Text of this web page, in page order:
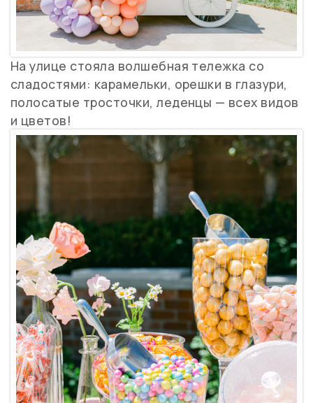
На улице стояла волшебная тележка со
сладостями: карамельки, орешки в глазури,
полосатые тросточки, леденцы — всех видов
и цветов!